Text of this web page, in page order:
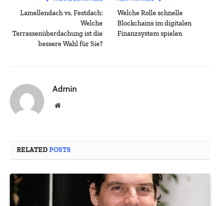
Lamellendach vs. Festdach:
Welche
Terrassenüberdachung ist die
bessere Wahl für Sie?
Welche Rolle schnelle
Blockchains im digitalen
Finanzsystem spielen
Admin
Website
RELATEDPOSTS